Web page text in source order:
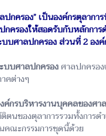
ปกครอง” เป็นองค์กรตุลาก
กครองให้สอดรับกับหลักกา
บศาลปกครอง ส่วนที่ 2 อง
บบศาลปกครองศาลปกครอ
คต่างๆ
ค์กรบริหารงานบุคคลของศา
นของตุลาการรวมทั้งการด
คณะกรรมการชุดนี้ด้วย